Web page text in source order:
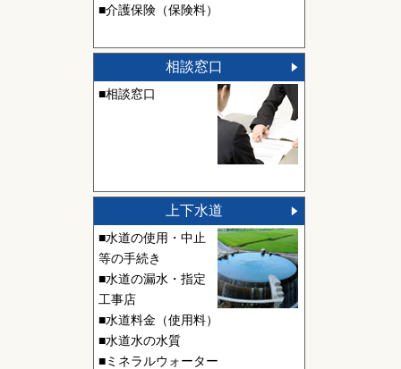
■介護保険（保険料）
相談窓口
■相談窓口
上下水道
■水道の使用・中止
等の手続き
■水道の漏水・指定
工事店
■水道料金（使用料）
■水道水の水質
■ミネラルウォーター